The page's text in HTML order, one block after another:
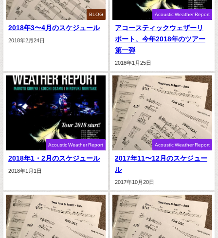
BLOG
2018年3〜4月のスケジュール
2018年2月24日
Acoustic Weather Report
アコースティックウェザーリ
ポート、今年2018年のツアー
第一弾
2018年1月25日
Acoustic Weather Report
2018年1・2月のスケジュール
2018年1月1日
Acoustic Weather Report
2017年11〜12月のスケジュー
ル
2017年10月20日